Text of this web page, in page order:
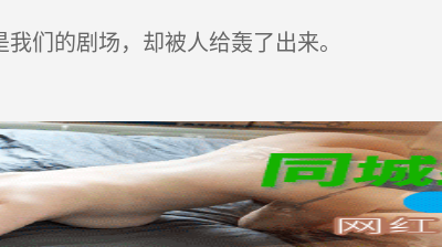
们的剧场，却被人给轰了出来。